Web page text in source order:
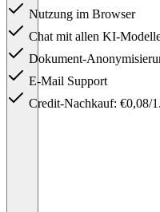
Nutzung im Browser
Chat mit allen KI-
Dokument-
E-Mail Support
Credit-Nachkauf: €0,08/